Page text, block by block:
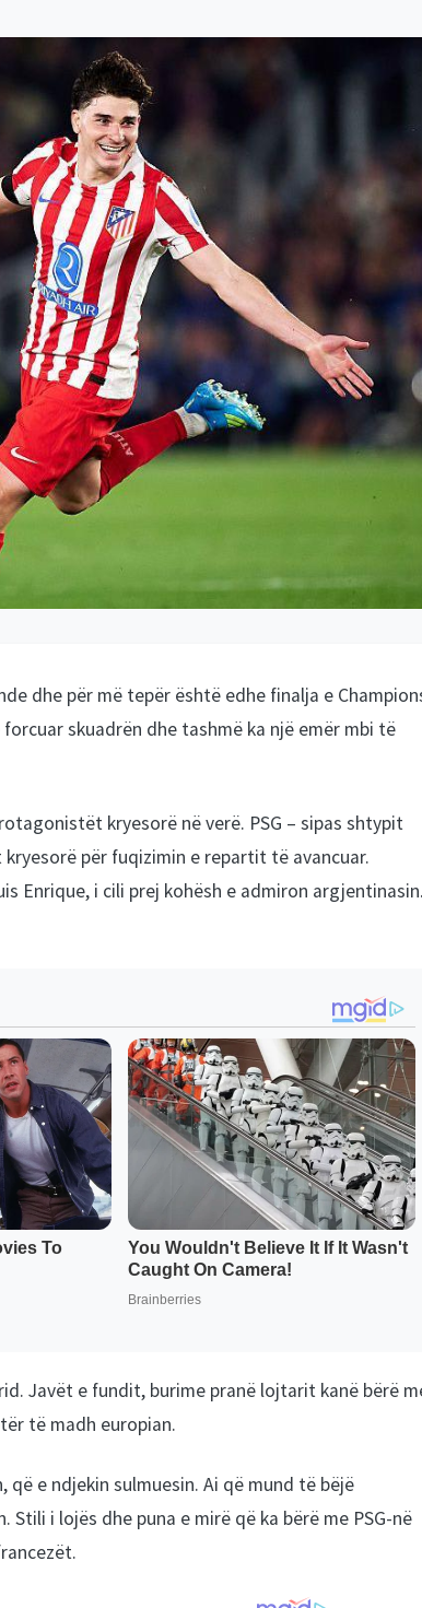
dhe për më tepër është edhe finalja e
skuadrën dhe tashmë ka një emër mbi të
kryesorë në verë. PSG – sipas shtypit
për fuqizimin e repartit të avancuar.
Enrique, i cili prej kohësh e admiron
Javët e fundit, burime pranë lojtarit kanë bërë
të madh europian.
e ndjekin sulmuesin. Ai që mund të bëjë
i lojës dhe puna e mirë që ka bërë me PSG-në